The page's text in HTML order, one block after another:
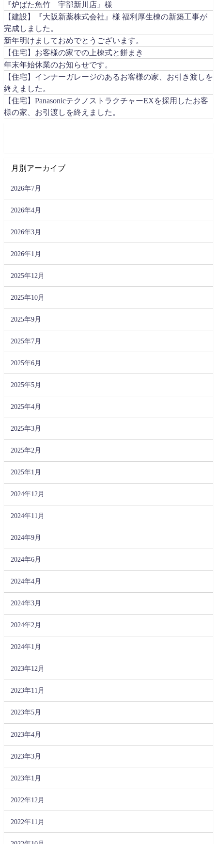
『炉ばた魚竹 宇部新川店』様
【建設】『大阪新薬株式会社』様 福利厚生棟の新築工事が
完成しました。
新年明けましておめでとうございます。
【住宅】お客様の家での上棟式と餅まき
年末年始休業のお知らせです。
【住宅】インナーガレージのあるお客様の家、お引き渡しを
終えました。
【住宅】PanasonicテクノストラクチャーEXを採用したお客
様の家、お引渡しを終えました。
月別アーカイブ
2026年7月
2026年4月
2026年3月
2026年1月
2025年12月
2025年10月
2025年9月
2025年7月
2025年6月
2025年5月
2025年4月
2025年3月
2025年2月
2025年1月
2024年12月
2024年11月
2024年9月
2024年6月
2024年4月
2024年3月
2024年2月
2024年1月
2023年12月
2023年11月
2023年5月
2023年4月
2023年3月
2023年1月
2022年12月
2022年11月